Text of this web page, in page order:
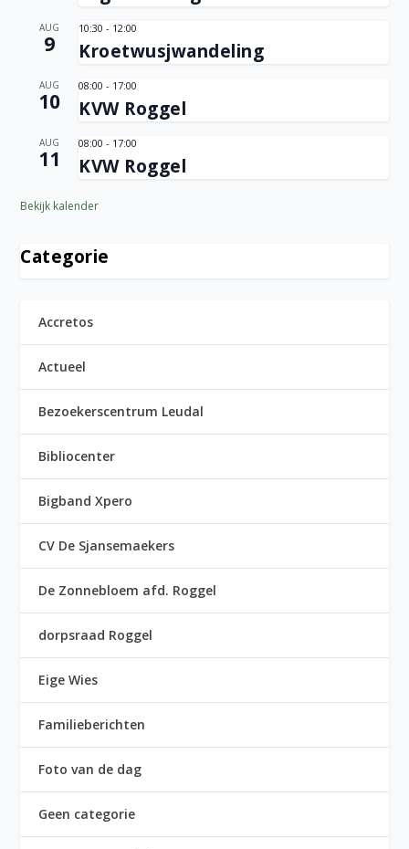
AUG
9
10:30 - 12:00
Kroetwusjwandeling
AUG
10
08:00 - 17:00
KVW Roggel
AUG
11
08:00 - 17:00
KVW Roggel
Bekijk kalender
Categorie
Accretos
Actueel
Bezoekerscentrum Leudal
Bibliocenter
Bigband Xpero
CV De Sjansemaekers
De Zonnebloem afd. Roggel
dorpsraad Roggel
Eige Wies
Familieberichten
Foto van de dag
Geen categorie